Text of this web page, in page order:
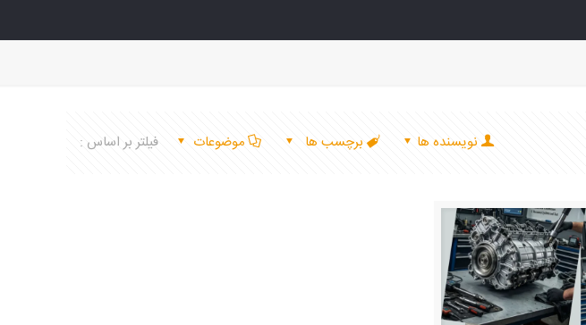
فیلتر بر اساس : موضوعات برچسب ها نویسنده ها